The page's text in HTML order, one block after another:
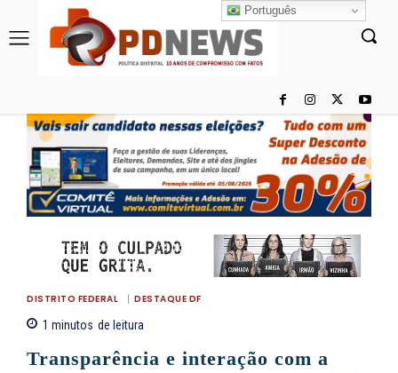
DISTRITO FEDERAL DESTAQUE DF
1 minutos de leitura
Transparência e interação com a
Português